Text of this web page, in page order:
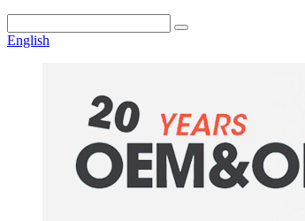
English